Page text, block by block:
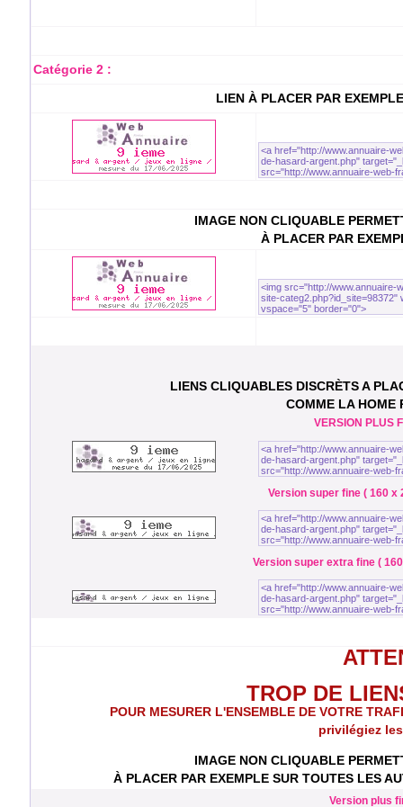
Catégorie 2 :
LIEN À PLACER PAR
IMAGE NON CLIQUABLE
À PLACER PAR
LIENS CLIQUABLES DISCRÈTS A
COMME LA HOME
VERSION PLUS
Version super fine ( 160 x
Version super extra fine (
TROP DE
POUR MESURER L'ENSEMBLE DE VOTRE
privilégiez
IMAGE NON CLIQUABLE
À PLACER PAR EXEMPLE SUR TOUTES LES
Version plus